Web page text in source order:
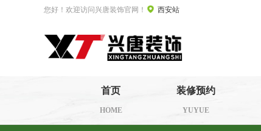
您好！欢迎访问兴唐装饰官网！ 西安站
首页
HOME
装修预约
YUYUE